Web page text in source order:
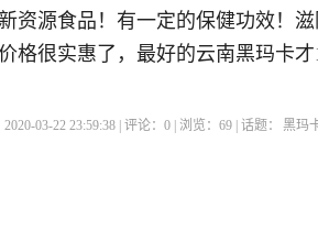
资源食品！有一定的保健功效！
格很实惠了，最好的云南黑玛卡
03-22 23:59:38 | 评论：0 | 浏览：69 | 话题： 黑玛